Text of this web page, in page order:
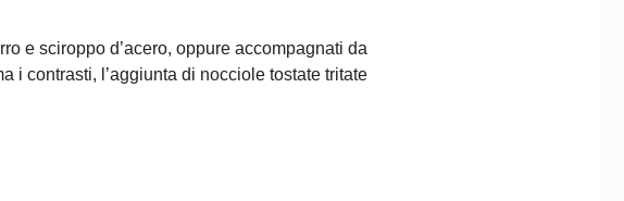
e sciroppo d’acero, oppure accompagnati da
i contrasti, l’aggiunta di nocciole tostate tritate